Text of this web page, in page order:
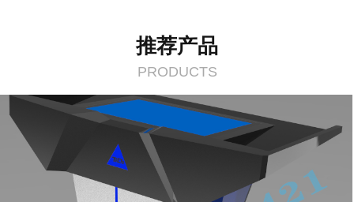
推荐产品
PRODUCTS